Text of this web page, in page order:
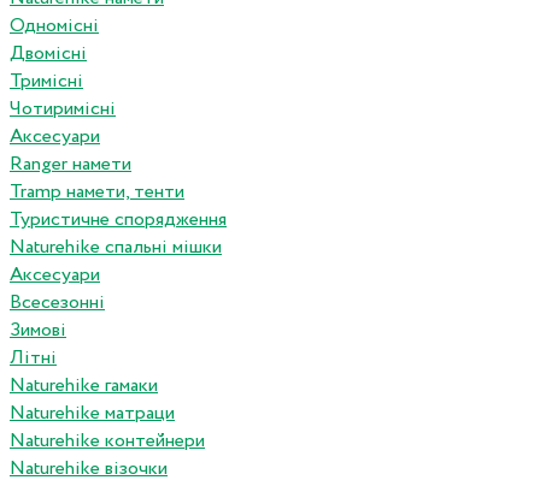
Одномісні
Двомісні
Тримісні
Чотиримісні
Аксесуари
Ranger намети
Tramp намети, тенти
Туристичне спорядження
Naturehike спальні мішки
Аксесуари
Всесезонні
Зимові
Літні
Naturehike гамаки
Naturehike матраци
Naturehike контейнери
Naturehike візочки